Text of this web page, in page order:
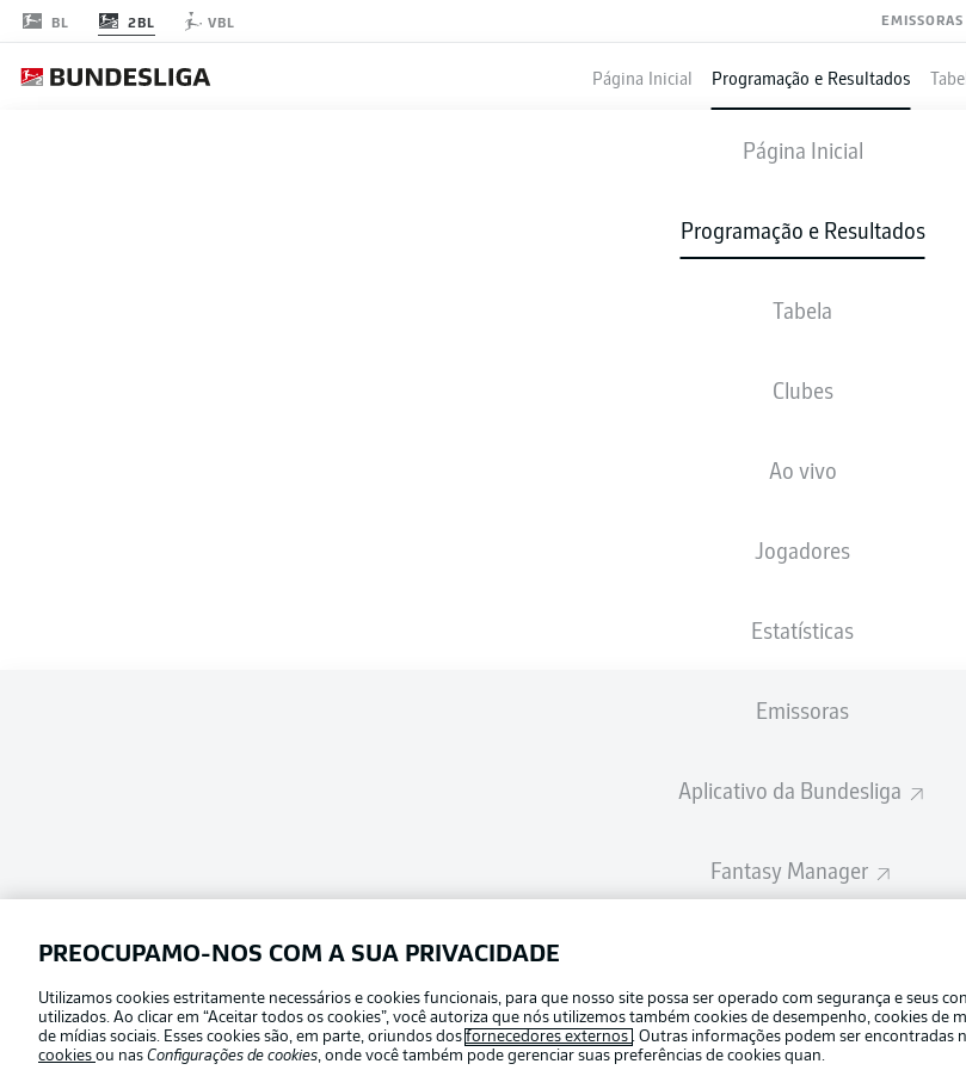
BL 2BL VBL EMISSORAS
Página Inicial Programação e Resultados
Página Inicial
Programação e Resultados
Tabela
Clubes
Ao vivo
Jogadores
Estatísticas
Emissoras
Aplicativo da Bundesliga
Fantasy Manager
Escolha seu idioma
Português
PREUSSEN MÜNSTER DYNAMO
2 2
ESCALAÇÕES
Football as it’s meant to be
APLICATIVO DA BUNDESLIGA
PREOCUPAMO-NOS COM A SUA PRIVACIDADE
Utilizamos cookies estritamente necessários e cookies funcionais, para que nosso site possa ser operado com segurança e seus
utilizados. Ao clicar em “Aceitar todos os cookies”, você autoriza que nós utilizemos também cookies de desempenho, cookies de
de mídias sociais. Esses cookies são, em parte, oriundos dos fornecedores externos . Outras informações podem ser encontradas
cookies ou nas Configurações de cookies, onde você também pode gerenciar suas preferências de cookies quan.